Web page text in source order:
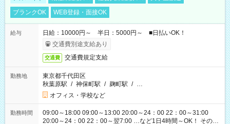
ブランクOK
WEB登録・面接OK
給与
日給：10000円～ 半日：5000円～ ■日払いOK！
交通費別途支給あり
交通費 交通費規定支給
勤務地
東京都千代田区
秋葉原駅 / 神保町駅 / 麹町駅 / …
オフィス・学校など
勤務時間
09:00～18:00 09:00～13:00 20:00～24：00 22：00～31:00
20:00～24：00 22：00～翌7:00 …など1日4時間～OK！ その他